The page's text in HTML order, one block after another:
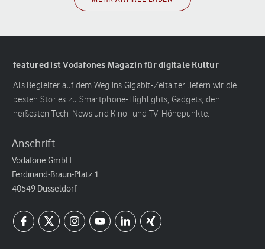
featured ist Vodafones Magazin für digitale Kultur
Als Begleiter auf dem Weg ins Gigabit-Zeitalter liefern wir die
besten Stories zu Smartphone-Highlights, Gadgets, den
heißesten Tech-News und Kino- und TV-Höhepunkte.
Anschrift
Vodafone GmbH
Ferdinand-Braun-Platz 1
40549 Düsseldorf